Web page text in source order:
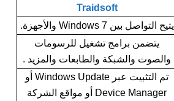
Traidsoft
يتيح التواصل بين Windows 7 والأجهزة.
يتضمن برامج تشغيل للرسومات
والصوت والشبكة والطابعات والمزيد .
تم التثبيت عبر Windows Update أو
Device Manager أو مواقع الشركة